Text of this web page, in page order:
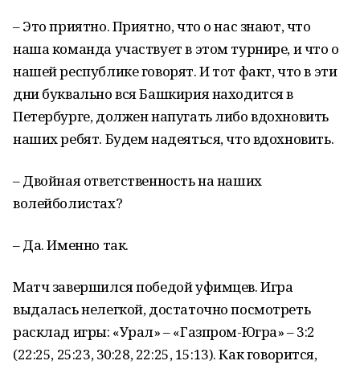
– Это приятно. Приятно, что о нас знают, что
наша команда участвует в этом турнире, и что о
нашей республике говорят. И тот факт, что в эти
дни буквально вся Башкирия находится в
Петербурге, должен напугать либо вдохновить
наших ребят. Будем надеяться, что вдохновить.
– Двойная ответственность на наших
волейболистах?
– Да. Именно так.
Матч завершился победой уфимцев. Игра
выдалась нелегкой, достаточно посмотреть
расклад игры: «Урал» – «Газпром-Югра» – 3:2
(22:25, 25:23, 30:28, 22:25, 15:13). Как говорится,